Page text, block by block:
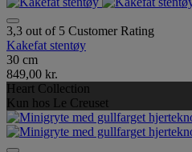
3,3 out of 5 Customer Rating
Kakefat stentøy
30 cm
849,00 kr.
Heart Collection
Kun hos Le Creuset